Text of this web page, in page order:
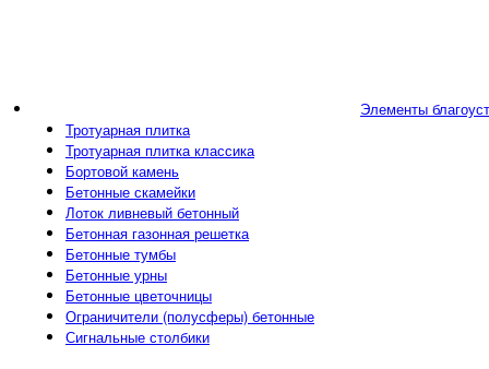
Элементы
Тротуарная плитка
Тротуарная плитка классика
Бортовой камень
Бетонные скамейки
Лоток ливневый бетонный
Бетонная газонная решетка
Бетонные тумбы
Бетонные урны
Бетонные цветочницы
Ограничители (полусферы) бетонные
Сигнальные столбики